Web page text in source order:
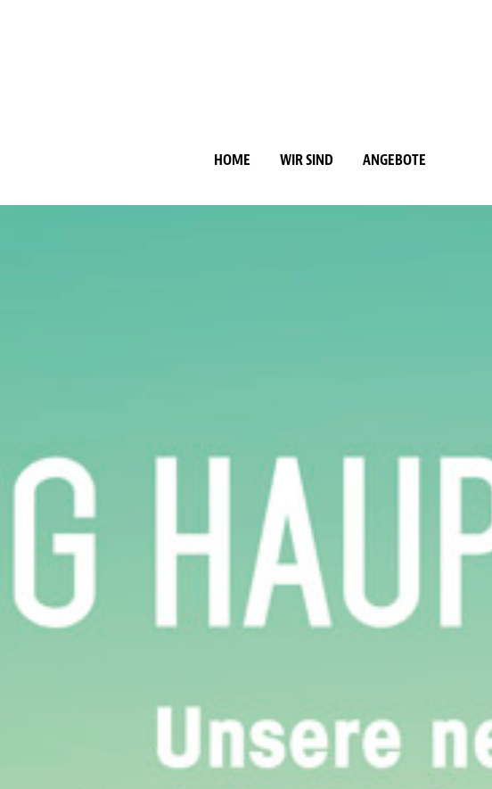
HOME WIR SIND ANGEBOTE